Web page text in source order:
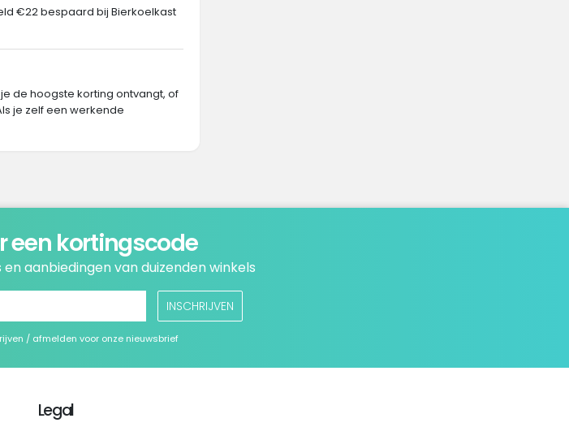
€22 bespaard bij Bierkoelkast
de hoogste korting ontvangt, of
je zelf een werkende
een kortingscode
aanbiedingen van duizenden winkels
INSCHRIJVEN
/ afmelden voor onze nieuwsbrief
Legal